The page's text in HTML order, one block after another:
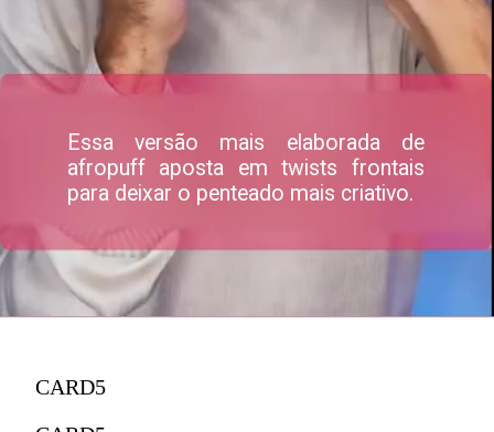
Essa versão mais elaborada de
afropuff aposta em twists frontais
para deixar o penteado mais criativo.
CARD5